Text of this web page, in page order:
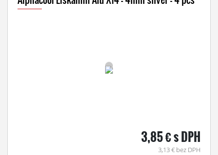
3,85 € s DPH
3,13 € bez DPH